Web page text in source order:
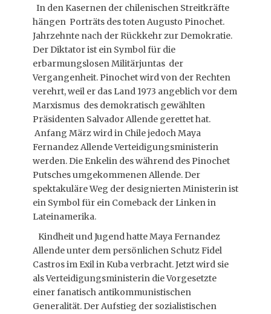
In den Kasernen der chilenischen Streitkräfte
hängen Porträts des toten Augusto Pinochet.
Jahrzehnte nach der Rückkehr zur Demokratie.
Der Diktator ist ein Symbol für die
erbarmungslosen Militärjuntas der
Vergangenheit. Pinochet wird von der Rechten
verehrt, weil er das Land 1973 angeblich vor dem
Marxismus des demokratisch gewählten
Präsidenten Salvador Allende gerettet hat.
Anfang März wird in Chile jedoch Maya
Fernandez Allende Verteidigungsministerin
werden. Die Enkelin des während des Pinochet
Putsches umgekommenen Allende. Der
spektakuläre Weg der designierten Ministerin ist
ein Symbol für ein Comeback der Linken in
Lateinamerika.
Kindheit und Jugend hatte Maya Fernandez
Allende unter dem persönlichen Schutz Fidel
Castros im Exil in Kuba verbracht. Jetzt wird sie
als Verteidigungsministerin die Vorgesetzte
einer fanatisch antikommunistischen
Generalität. Der Aufstieg der sozialistischen